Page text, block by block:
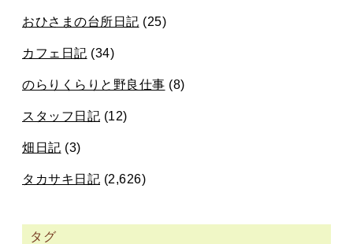
おひさまの台所日記 (25)
カフェ日記 (34)
のらりくらりと野良仕事 (8)
スタッフ日記 (12)
畑日記 (3)
タカサキ日記 (2,626)
タグ